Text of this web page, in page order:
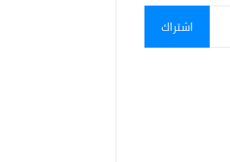
اشتراك